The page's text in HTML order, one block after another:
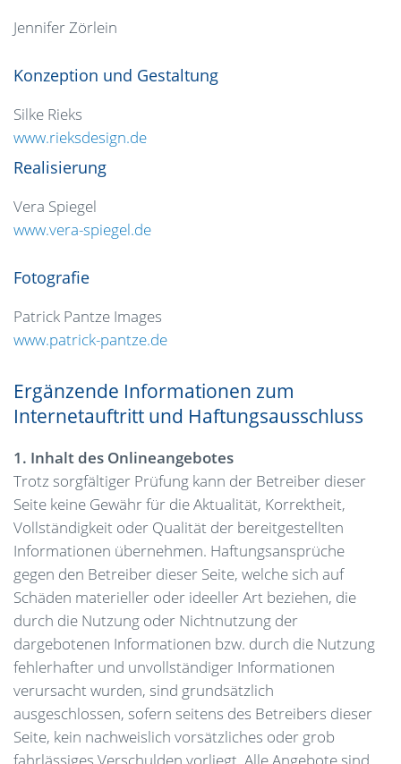
Jennifer Zörlein
Konzeption und Gestaltung
Silke Rieks
www.rieksdesign.de
Realisierung
Vera Spiegel
www.vera-spiegel.de
Fotografie
Patrick Pantze Images
www.patrick-pantze.de
Ergänzende Informationen zum
Internetauftritt und Haftungsausschluss
1. Inhalt des Onlineangebotes
Trotz sorgfältiger Prüfung kann der Betreiber dieser
Seite keine Gewähr für die Aktualität, Korrektheit,
Vollständigkeit oder Qualität der bereitgestellten
Informationen übernehmen. Haftungsansprüche
gegen den Betreiber dieser Seite, welche sich auf
Schäden materieller oder ideeller Art beziehen, die
durch die Nutzung oder Nichtnutzung der
dargebotenen Informationen bzw. durch die Nutzung
fehlerhafter und unvollständiger Informationen
verursacht wurden, sind grundsätzlich
ausgeschlossen, sofern seitens des Betreibers dieser
Seite, kein nachweislich vorsätzliches oder grob